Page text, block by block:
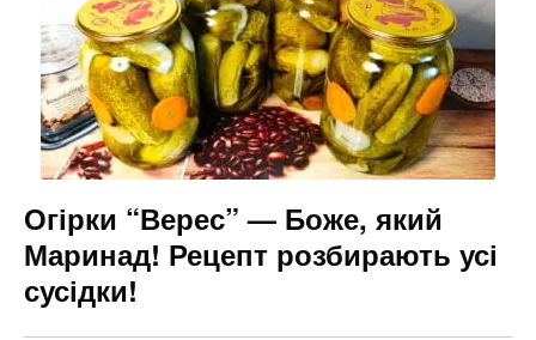
Огірки “Верес” — Боже, який
Маринад! Рецепт розбирають усі
сусідки!